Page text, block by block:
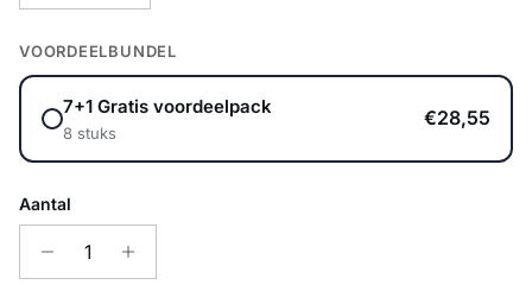
VOORDEELBUNDEL
7+1 Gratis voordeelpack
8 stuks
€28,55
Aantal